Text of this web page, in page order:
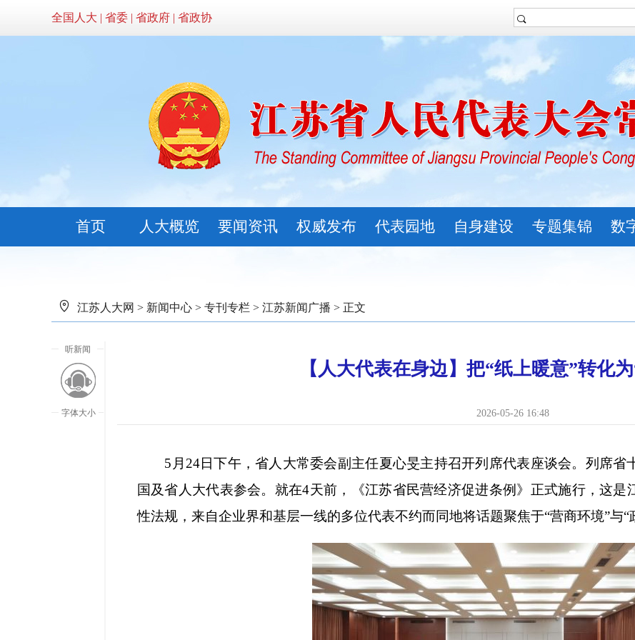
全国人大 | 省委 | 省政府 | 省政协
首页 人大概览 要闻资讯 权威发布 代表园地 自身建设 专题集锦 数
江苏人大网 > 新闻中心 > 专刊专栏 > 江苏新闻广播 > 正文
听新闻
字体大小
【人大代表在身边】把“纸上暖意”转化
2026-05-26 16:48
5月24日下午，省人大常委会副主任夏心旻主持召开列席代表座谈会。列席省
国及省人大代表参会。就在4天前，《江苏省民营经济促进条例》正式施行，这
性法规，来自企业界和基层一线的多位代表不约而同地将话题聚焦于“营商环境”与“